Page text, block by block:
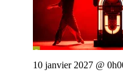
10 janvier 2027 @